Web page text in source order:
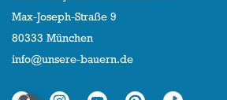
Max-Joseph-Straße 9
80333 München
info@unsere-bauern.de